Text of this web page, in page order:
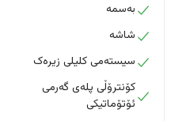
بەسمە
شاشە
سیستەمی کلیلی زیرەک
کۆنترۆڵی پلەی گەرمی
ئۆتۆماتیکی